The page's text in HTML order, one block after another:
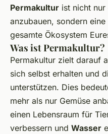
Permakultur ist nicht
anzubauen, sondern
gesamte Ökosystem
Was ist Permakultur?
Permakultur zielt darauf
sich selbst erhalten und
unterstützen. Dies
mehr als nur Gemüse
einen Lebensraum für
verbessern und Wasser